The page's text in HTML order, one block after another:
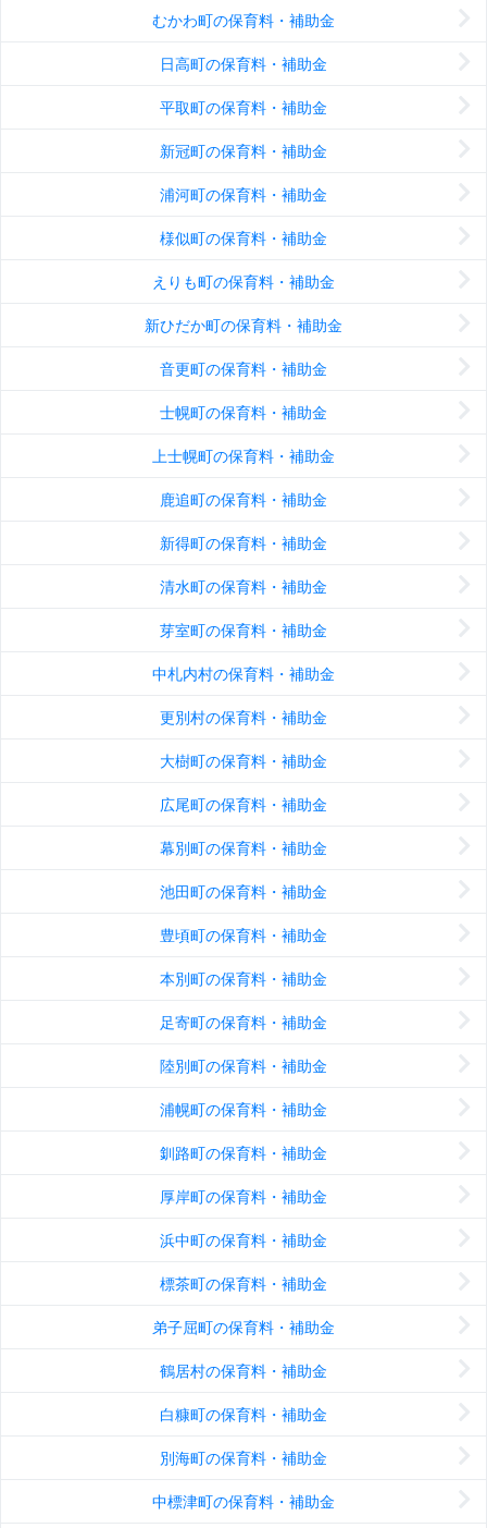
むかわ町の保育料・補助金
日高町の保育料・補助金
平取町の保育料・補助金
新冠町の保育料・補助金
浦河町の保育料・補助金
様似町の保育料・補助金
えりも町の保育料・補助金
新ひだか町の保育料・補助金
音更町の保育料・補助金
士幌町の保育料・補助金
上士幌町の保育料・補助金
鹿追町の保育料・補助金
新得町の保育料・補助金
清水町の保育料・補助金
芽室町の保育料・補助金
中札内村の保育料・補助金
更別村の保育料・補助金
大樹町の保育料・補助金
広尾町の保育料・補助金
幕別町の保育料・補助金
池田町の保育料・補助金
豊頃町の保育料・補助金
本別町の保育料・補助金
足寄町の保育料・補助金
陸別町の保育料・補助金
浦幌町の保育料・補助金
釧路町の保育料・補助金
厚岸町の保育料・補助金
浜中町の保育料・補助金
標茶町の保育料・補助金
弟子屈町の保育料・補助金
鶴居村の保育料・補助金
白糠町の保育料・補助金
別海町の保育料・補助金
中標津町の保育料・補助金